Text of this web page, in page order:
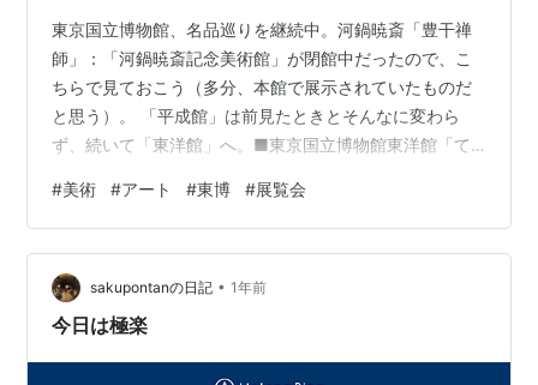
東京国立博物館、名品巡りを継続中。河鍋暁斎「豊干禅
師」：「河鍋暁斎記念美術館」が閉館中だったので、こ
ちらで見ておこう（多分、本館で展示されていたものだ
と思う）。 「平成館」は前見たときとそんなに変わら
ず、続いて「東洋館」へ。■東京国立博物館東洋館「て
紹介展示が行われていた。 伝卞相璧「雀猫図軸」：猫は
吉祥モチーフ、雀も立身出世の象徴なのだとか。確かに
猫が可愛く描かれた作品が何点かあった。 卞相璧「猫図
軸」：この画家は猫を描く名手なのだそうだ。 南啓宇
「花蝶図軸」：これは花と蝶の華麗な作品。展示室は照
#美術 #アート #東博 #展覧会
sakupontanの日記 • 1年前
今日は極楽